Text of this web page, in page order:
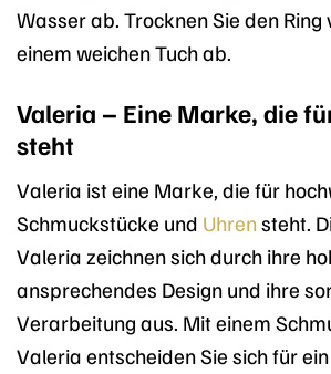
Wasser ab. Trocknen Sie den
einem weichen Tuch ab.
Valeria – Eine Marke, die
steht
Valeria ist eine Marke, die für
Schmuckstücke und Uhren steht.
Valeria zeichnen sich durch ihre
ansprechendes Design und ihre
Verarbeitung aus. Mit einem
Valeria entscheiden Sie sich für